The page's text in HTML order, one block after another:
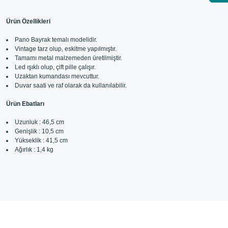
Ürün Özellikleri
Pano Bayrak temalı modelidir.
Vintage tarz olup, eskitme yapılmıştır.
Tamamı metal malzemeden üretilmiştir.
Led ışıklı olup, çift pille çalışır.
Uzaktan kumandası mevcuttur.
Duvar saati ve raf olarak da kullanılabilir.
Ürün Ebatları
Uzunluk : 46,5 cm
Genişlik : 10,5 cm
Yükseklik : 41,5 cm
Ağırlık : 1,4 kg